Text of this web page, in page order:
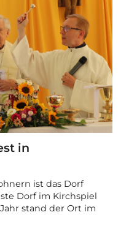
in
ist das Dorf
Dorf im Kirchspiel
stand der Ort im